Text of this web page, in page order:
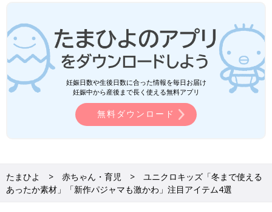
妊娠日数や生後日数に合った情報を毎日お届け
妊娠中から産後まで長く使える無料アプリ
無料ダウンロード
たまひよ 赤ちゃん・育児
ユニクロキッズ「冬まで使える
あったか素材」「新作パジャマも激かわ」注目アイテム4選